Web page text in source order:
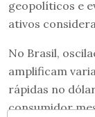
geopolíticos e
ativos
No Brasil,
amplificam
rápidas no
consumidor